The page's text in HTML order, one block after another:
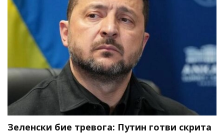
Зеленски бие тревога: Путин готви скрита